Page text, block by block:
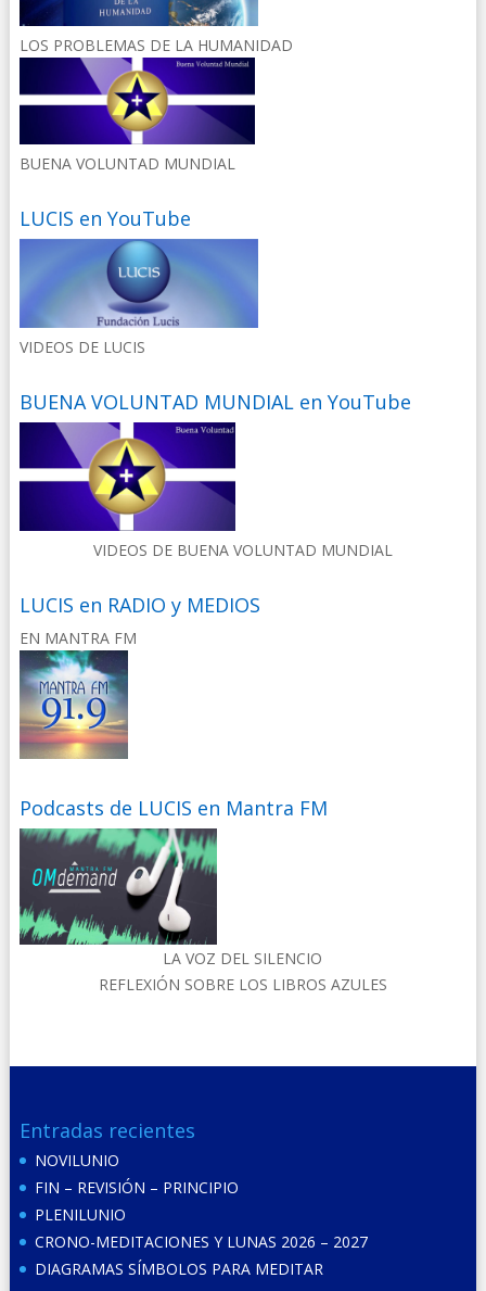
LOS PROBLEMAS DE LA HUMANIDAD
BUENA VOLUNTAD MUNDIAL
LUCIS en YouTube
VIDEOS DE LUCIS
BUENA VOLUNTAD MUNDIAL en YouTube
VIDEOS DE BUENA VOLUNTAD MUNDIAL
LUCIS en RADIO y MEDIOS
EN MANTRA FM
Podcasts de LUCIS en Mantra FM
LA VOZ DEL SILENCIO
REFLEXIÓN SOBRE LOS LIBROS AZULES
Entradas recientes
NOVILUNIO
FIN – REVISIÓN – PRINCIPIO
PLENILUNIO
CRONO-MEDITACIONES Y LUNAS 2026 – 2027
DIAGRAMAS SÍMBOLOS PARA MEDITAR